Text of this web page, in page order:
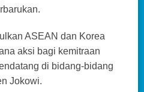
ASEAN dan Korea
aksi bagi kemitraan
di bidang-bidang
Jokowi.